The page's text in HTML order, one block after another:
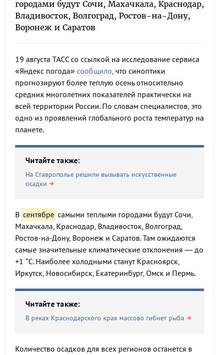
городами будут Сочи, Махачкала, Краснодар,
Владивосток, Волгоград, Ростов-на-Дону,
Воронеж и Саратов
19 августа ТАСС со ссылкой на исследование сервиса
«Яндекс погода» сообщило, что синоптики
прогнозируют более теплую осень относительно
средних многолетних показателей практически на
всей территории России. По словам специалистов, это
одно из проявлений глобального роста температур на
планете.
Читайте также:
На Ставрополье решили вызывать искусственные
осадки
В сентябре самыми теплыми городами будут Сочи,
Махачкала, Краснодар, Владивосток, Волгоград,
Ростов-на-Дону, Воронеж и Саратов. Там ожидаются
самые значительные климатические отклонения — до
+1 °С. Наиболее холодными станут Красноярск,
Иркутск, Новосибирск, Екатеринбург, Омск и Пермь.
Читайте также:
В реках Краснодарского края массово гибнет рыба
Количество осадков для всех регионов останется в